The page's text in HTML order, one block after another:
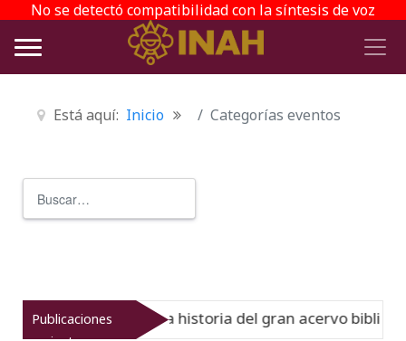
No se detectó compatibilidad con la síntesis de voz
Está aquí: Inicio Categorías eventos
Publicaciones
Virreinato muestra la historia del gran acervo